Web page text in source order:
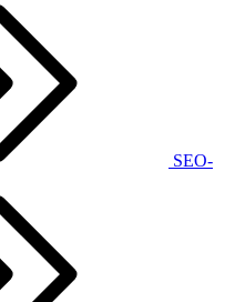
SEO-